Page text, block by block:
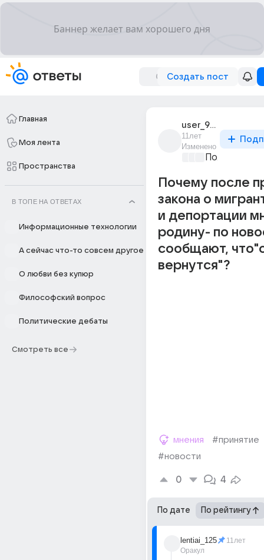
Создать пост
Главная
Моя лента
Пространства
В ТОПЕ НА ОТВЕТАХ
Информационные технологии
А сейчас что-то совсем другое
О любви без купюр
Философский вопрос
Политические дебаты
Смотреть все
user_91497938
11лет
Изменено
Почему после
закона о
и депортации
родину- по
сообщают,
вернутся"?
мнения
#принятие
#новости
0 4
По дате По рейтингу
lentiai_125
Оракул
11лет